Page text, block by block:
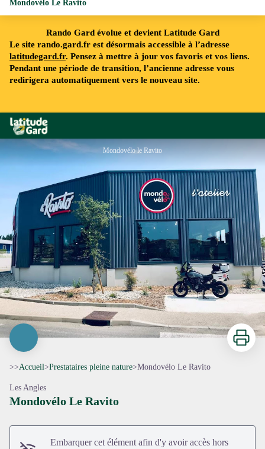
Rando Gard évolue et devient Latitude Gard
Le site rando.gard.fr est désormais accessible à l’adresse
latitudegard.fr. Pensez à mettre à jour vos favoris et vos liens.
Pendant une période de transition, l’ancienne adresse vous
redirigera automatiquement vers le nouveau site.
Rando Gard
Mondovélo Le Ravito
Mondovélo le Ravito
Voir l'image en plein écran
Imprimer
>>Accueil>Prestataires pleine nature>Mondovélo Le Ravito
Les Angles
Mondovélo Le Ravito
Embarquer cet élément afin d'y avoir accès hors